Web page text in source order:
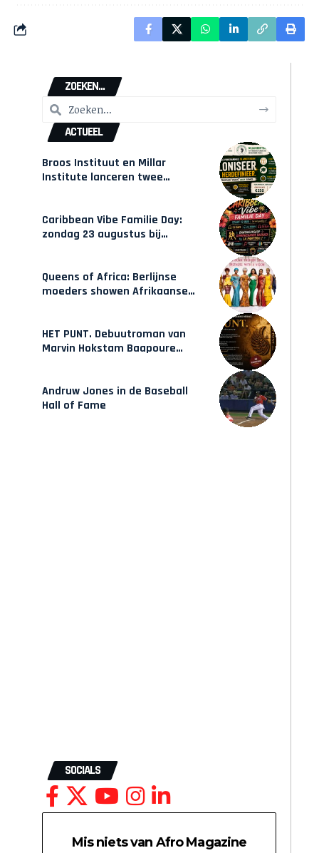
ZOEKEN...
ACTUEEL
Broos Instituut en Millar
Institute lanceren twee
Caribbean Vibe Familie Day:
zondag 23 augustus bij
Queens of Africa: Berlijnse
moeders showen Afrikaanse
HET PUNT. Debuutroman van
Marvin Hokstam Baapoure
Andruw Jones in de Baseball
Hall of Fame
SOCIALS
Mis niets van Afro Magazine